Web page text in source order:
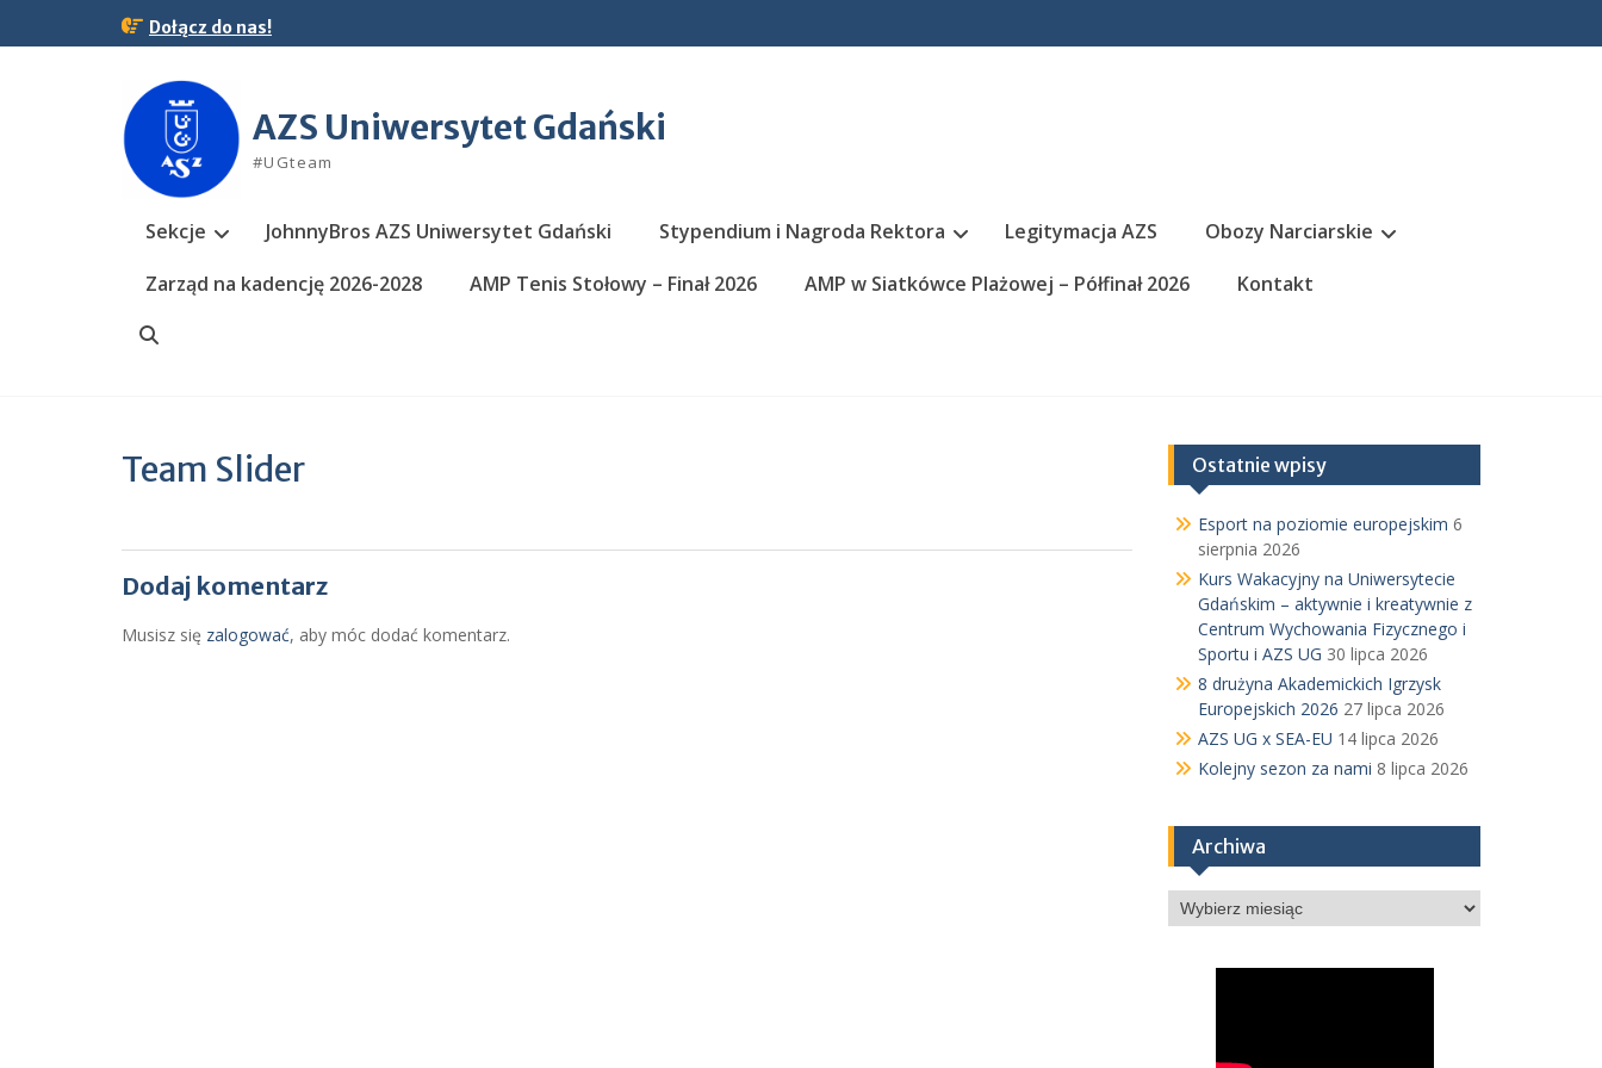
Dołącz do nas!
AZS Uniwersytet Gdański
#UGteam
Sekcje JohnnyBros AZS Uniwersytet Gdański Stypendium i Nagroda Rektora Legitymacja AZS
Obozy Narciarskie
Zarząd na kadencję 2026-2028
AMP Tenis Stołowy – Finał 2026 AMP w Siatkówce Plażowej – Półfinał 2026 Kontakt
Team Slider
Dodaj komentarz
Musisz się zalogować, aby móc dodać komentarz.
Ostatnie wpisy
Esport na poziomie europejskim 6
sierpnia 2026
Kurs Wakacyjny na Uniwersytecie
Gdańskim – aktywnie i kreatywnie z
Centrum Wychowania Fizycznego i
Sportu i AZS UG 30 lipca 2026
8 drużyna Akademickich Igrzysk
Europejskich 2026 27 lipca 2026
AZS UG x SEA-EU 14 lipca 2026
Kolejny sezon za nami 8 lipca 2026
Archiwa
Archiwa